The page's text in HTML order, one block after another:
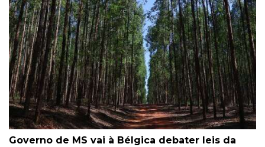
Governo de MS vai à Bélgica debater leis da